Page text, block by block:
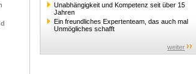
Unabhängigkeit und Kompetenz seit über 15
Jahren
Ein freundliches Expertenteam, das auch mal
Unmögliches schafft
weiter